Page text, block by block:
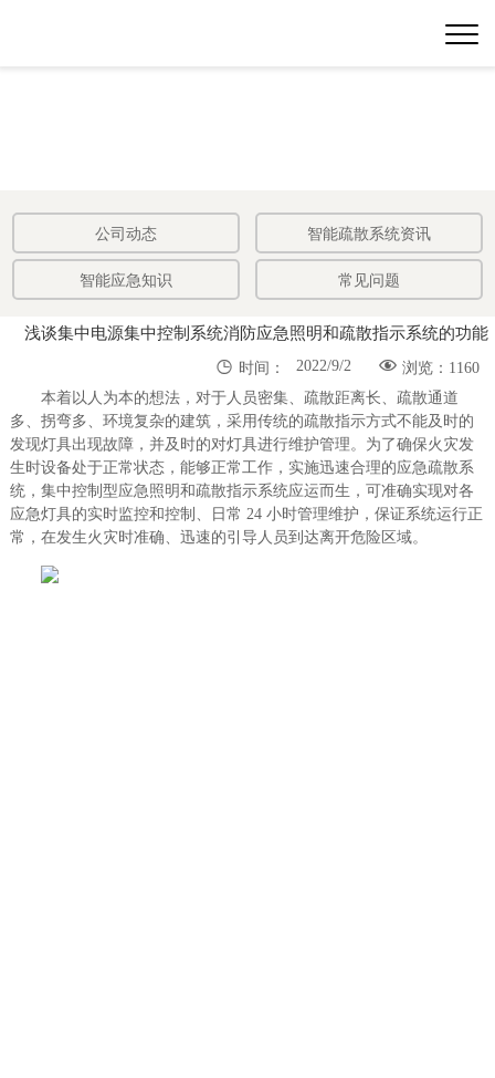
公司动态 智能疏散系统资讯
智能应急知识 常见问题
浅谈集中电源集中控制系统消防应急照明和疏散指示系统的功能
 浏览：1160
 时间：
2022/9/2
本着以人为本的想法，对于人员密集、疏散距离长、疏散通道
多、拐弯多、环境复杂的建筑，采用传统的疏散指示方式不能及时的
发现灯具出现故障，并及时的对灯具进行维护管理。为了确保火灾发
生时设备处于正常状态，能够正常工作，实施迅速合理的应急疏散系
统，集中控制型应急照明和疏散指示系统应运而生，可准确实现对各
应急灯具的实时监控和控制、日常 24 小时管理维护，保证系统运行正
常，在发生火灾时准确、迅速的引导人员到达离开危险区域。